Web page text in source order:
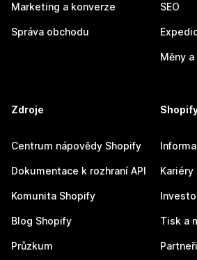
Marketing a konverze
Správa obchodu
SEO
Měny
Zdroje
Centrum nápovědy Shopify
Dokumentace k rozhraní API
Komunita Shopify
Blog Shopify
Průzkum
Kariéry
Tisk a
Partneři